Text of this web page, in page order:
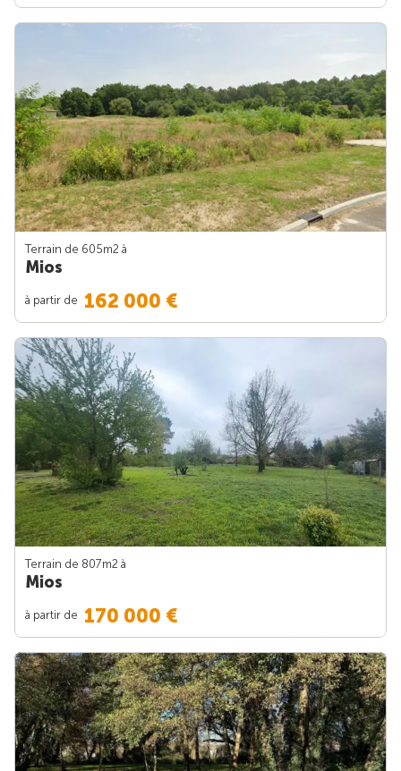
Terrain de 605m2 à
Mios
à partir de 162 000 €
Terrain de 807m2 à
Mios
à partir de 170 000 €